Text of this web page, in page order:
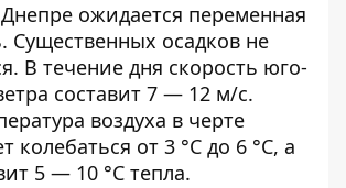
ожидается переменная
Существенных осадков не
В течение дня скорость юго-
составит 7 — 12 м/с.
воздуха в черте
колебаться от 3 °С до 6 °С, а
5 — 10 °С тепла.